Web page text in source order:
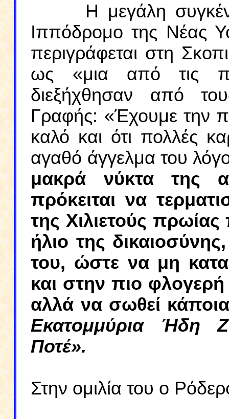
Η μεγάλη
Ιππόδρομο της Νέας
περιγράφεται στη
ως «μια από τις
διεξήχθησαν από
Γραφής: «Έχουμε την
καλό και ότι πολλές
αγαθό άγγελμα του
μακρά νύκτα της
πρόκειται να
της Χιλιετούς πρωίας
ήλιο της
του, ώστε να μη
και στην πιο
αλλά να σωθεί
Εκατομμύρια Ήδη
Ποτέ».
Στην ομιλία του ο